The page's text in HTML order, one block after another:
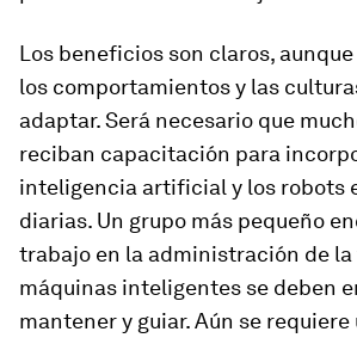
Los beneficios son claros,
los comportamientos y las
adaptar. Será necesario que
reciban capacitación para
inteligencia artificial y los robots
diarias. Un grupo más pequeño
trabajo en la administración de la
máquinas inteligentes se deben
mantener y guiar. Aún se